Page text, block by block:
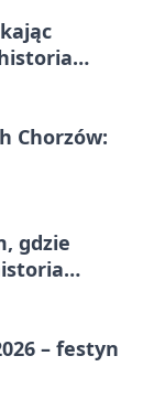
Chorzów:
gdzie
– festyn